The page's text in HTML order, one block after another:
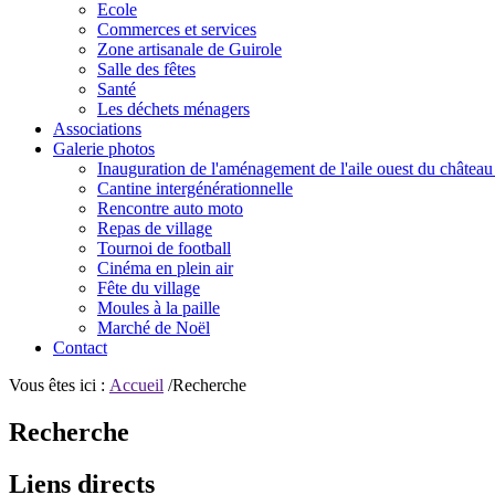
Ecole
Commerces et services
Zone artisanale de Guirole
Salle des fêtes
Santé
Les déchets ménagers
Associations
Galerie photos
Inauguration de l'aménagement de l'aile ouest du
Cantine intergénérationnelle
Rencontre auto moto
Repas de village
Tournoi de football
Cinéma en plein air
Fête du village
Moules à la paille
Marché de Noël
Contact
Vous êtes ici : Accueil /Recherche
Recherche
Liens directs